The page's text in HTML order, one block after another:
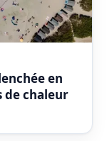
en
de chaleur